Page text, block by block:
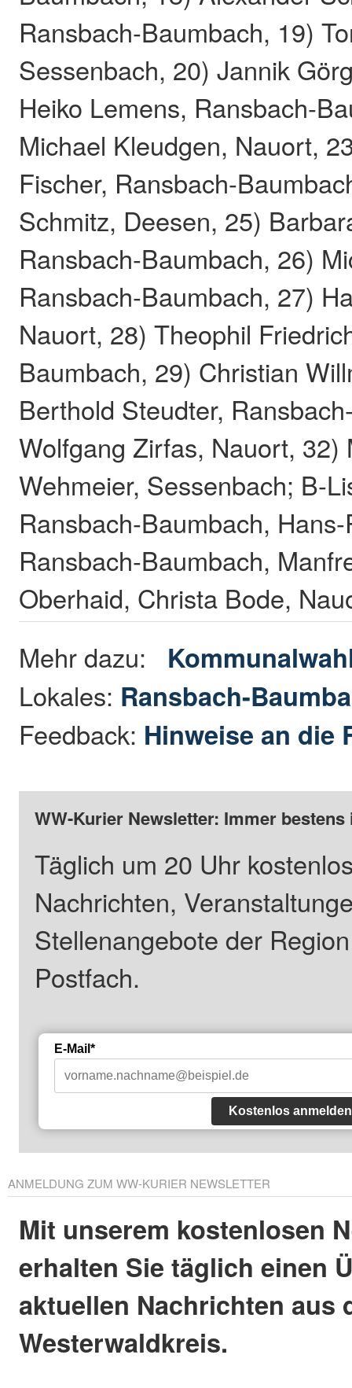
Ransbach-Baumbach, 19)
Sessenbach, 20) Jannik
Heiko Lemens, Ransbach-
Michael Kleudgen, Nauort,
Fischer, Ransbach-
Schmitz, Deesen, 25)
Ransbach-Baumbach, 26)
Ransbach-Baumbach, 27)
Nauort, 28) Theophil
Baumbach, 29) Christian
Berthold Steudter,
Wolfgang Zirfas, Nauort, 32)
Wehmeier, Sessenbach; B-
Ransbach-Baumbach,
Ransbach-Baumbach,
Oberhaid, Christa Bode,
Mehr dazu:
Lokales: Ransbach-
Feedback: Hinweise an die
WW-Kurier Newsletter: Immer
Täglich um 20 Uhr
Nachrichten,
Stellenangebote der
Postfach.
E-Mail*
Kostenlos anmelden
ANMELDUNG ZUM WW-KURIER NEWSLETTER
Mit unserem kostenlosen
erhalten Sie täglich einen
aktuellen Nachrichten aus
Westerwaldkreis.